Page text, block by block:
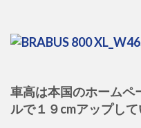
車高は本国のホームペ
ルで１９cmアップして